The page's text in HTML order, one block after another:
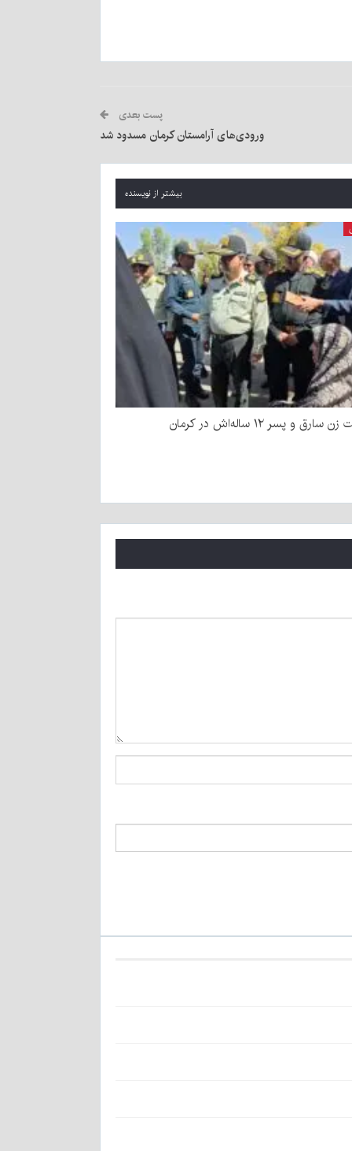
پست بعدی
ورودی‌های آرامستان کرمان مسدود شد
بیشتر از نویسنده
و پسر ۱۲ ساله‌اش در کرمان